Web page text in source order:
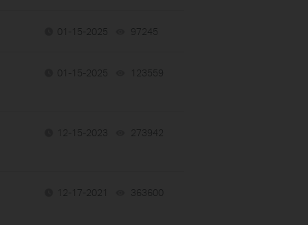
01-15-2025 97245
01-15-2025 123559
12-15-2023 273942
12-17-2021 363600